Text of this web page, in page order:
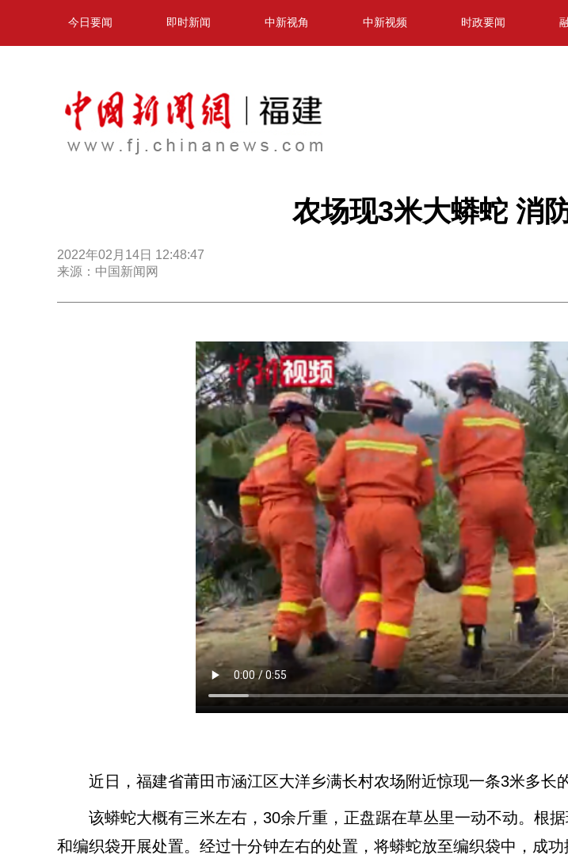
今日要闻 即时新闻 中新视角 中新视频 时政要闻
农场现3米大蟒蛇 消
2022年02月14日 12:48:47
来源：中国新闻网
近日，福建省莆田市涵江区大洋乡满长村农场附近惊现一条3米多长
该蟒蛇大概有三米左右，30余斤重，正盘踞在草丛里一动不动。根
和编织袋开展处置。经过十分钟左右的处置，将蟒蛇放至编织袋中，成